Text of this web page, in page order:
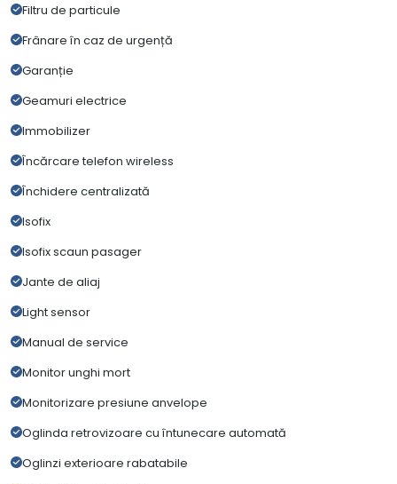
Filtru de particule
Frânare în caz de urgență
Garanție
Geamuri electrice
Immobilizer
Încărcare telefon wireless
Închidere centralizată
Isofix
Isofix scaun pasager
Jante de aliaj
Light sensor
Manual de service
Monitor unghi mort
Monitorizare presiune anvelope
Oglinda retrovizoare cu întunecare automată
Oglinzi exterioare rabatabile